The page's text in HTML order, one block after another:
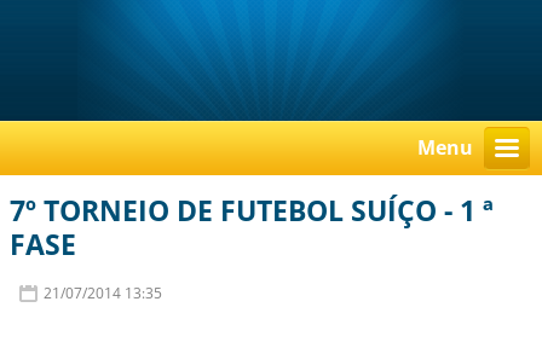
Menu
7º TORNEIO DE FUTEBOL SUÍÇO - 1 ª
FASE
21/07/2014 13:35